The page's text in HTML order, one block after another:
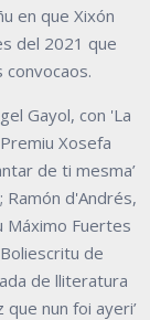
en que Xixón
del 2021 que
Gayol, con 'La
Xosefa
de ti mesma’
Ramón d'Andrés,
Máximo Fuertes
de
de lliteratura
que nun foi ayeri’